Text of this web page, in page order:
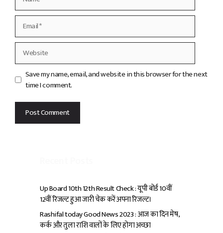
Email
Website
Save my name, email, and website in this browser for the next
time I comment.
Up Board 10th 12th Result Check : यूपी बोर्ड 10वीं
12वीं रिजल्ट हुआ जारी चेक करें अपना रिजल्ट।
Rashifal today Good News 2023 : आज का दिन मेष,
कर्क और तुला राशि वालों के लिए होगा अच्छा